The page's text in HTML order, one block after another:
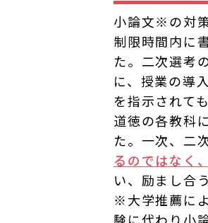
小論文※の対
制限時間内に
た。二次選考
に、授業の導
を指示されて
道徳の各教科
た。一次、二
るのではなく
い、励まし合
※大学推薦に
験に代わり小